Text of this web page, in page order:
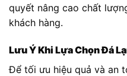
quyết nâng cao chất
khách hàng.
Lưu Ý Khi Lựa Chọn Đá
Để tối ưu hiệu quả và an